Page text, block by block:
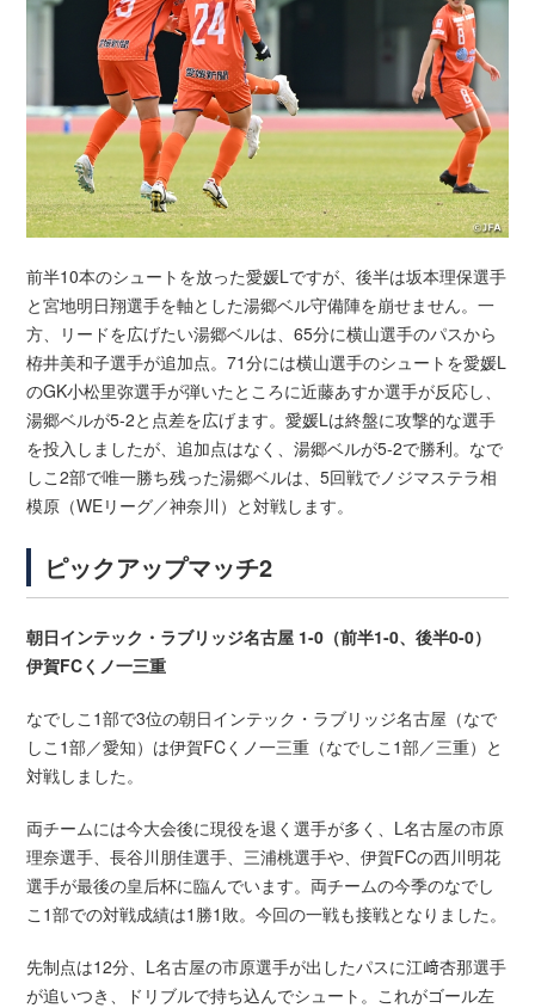
前半10本のシュートを放った愛媛Lですが、後半は坂本理保選手
と宮地明日翔選手を軸とした湯郷ベル守備陣を崩せません。一
方、リードを広げたい湯郷ベルは、65分に横山選手のパスから
栫井美和子選手が追加点。71分には横山選手のシュートを愛媛L
のGK小松里弥選手が弾いたところに近藤あすか選手が反応し、
湯郷ベルが5-2と点差を広げます。愛媛Lは終盤に攻撃的な選手
を投入しましたが、追加点はなく、湯郷ベルが5-2で勝利。なで
しこ2部で唯一勝ち残った湯郷ベルは、5回戦でノジマステラ相
模原（WEリーグ／神奈川）と対戦します。
ピックアップマッチ2
朝日インテック・ラブリッジ名古屋 1-0（前半1-0、後半0-0）
伊賀FCくノ一三重
なでしこ1部で3位の朝日インテック・ラブリッジ名古屋（なで
しこ1部／愛知）は伊賀FCくノ一三重（なでしこ1部／三重）と
対戦しました。
両チームには今大会後に現役を退く選手が多く、L名古屋の市原
理奈選手、長谷川朋佳選手、三浦桃選手や、伊賀FCの西川明花
選手が最後の皇后杯に臨んでいます。両チームの今季のなでし
こ1部での対戦成績は1勝1敗。今回の一戦も接戦となりました。
先制点は12分、L名古屋の市原選手が出したパスに江﨑杏那選手
が追いつき、ドリブルで持ち込んでシュート。これがゴール左